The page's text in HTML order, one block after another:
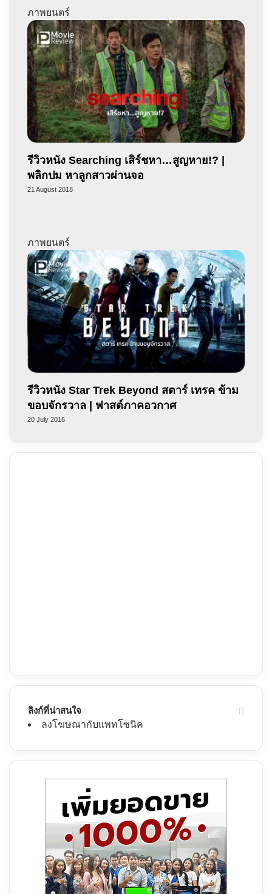
ภาพยนตร์
รีวิวหนัง Searching เสิร์ชหา…สูญหาย!? |
พลิกปม หาลูกสาวผ่านจอ
21 August 2018
ภาพยนตร์
รีวิวหนัง Star Trek Beyond สตาร์ เทรค ข้าม
ขอบจักรวาล | ฟาสต์ภาคอวกาศ
20 July 2016
ลิงก์ที่น่าสนใจ
ลงโฆษณากับแพทโซนิค